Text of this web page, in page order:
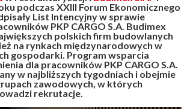
podczas XXIII Forum Ekonomicznego
List Intencyjny w sprawie
PKP CARGO S.A. Budimex
polskich firm budowlanych
na rynkach międzynarodowych w
gospodarki. Program wsparcia
dla pracowników PKP CARGO S.A.
w najbliższych tygodniach i obejmie
zawodowych, w których
rekrutacje.